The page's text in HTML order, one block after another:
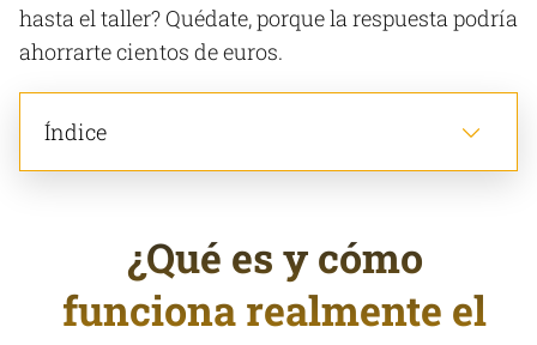
hasta el taller? Quédate, porque la respuesta podría
ahorrarte cientos de euros.
Índice
¿Qué es y cómo
funciona realmente el